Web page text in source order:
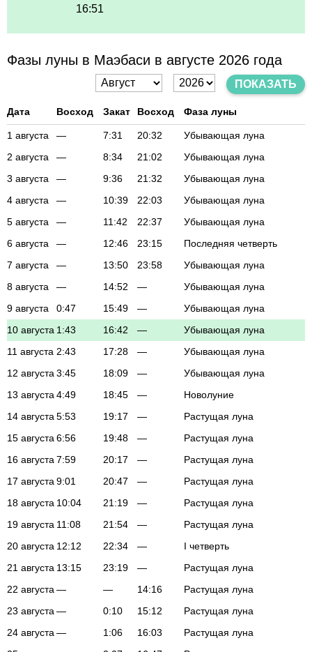
16:51
Фазы луны в Маэбаси в августе 2026 года
ПОКАЗАТЬ
Дата Восход Закат Восход Фаза луны
1 августа — 7:31 20:32
Убывающая луна
2 августа
— 8:34 21:02
Убывающая луна
3 августа
— 9:36 21:32
Убывающая луна
4 августа
— 10:39 22:03
Убывающая луна
5 августа
— 11:42 22:37
Убывающая луна
6 августа
— 12:46 23:15
Последняя четверть
7 августа
— 13:50 23:58
Убывающая луна
8 августа
— 14:52 —
Убывающая луна
9 августа
0:47 15:49 —
Убывающая луна
10 августа 1:43 16:42 —
Убывающая луна
11 августа 2:43 17:28 —
Убывающая луна
12 августа 3:45 18:09 —
Убывающая луна
13 августа 4:49 18:45 —
Новолуние
14 августа 5:53 19:17 —
Растущая луна
15 августа 6:56 19:48 —
Растущая луна
16 августа 7:59 20:17 —
Растущая луна
17 августа 9:01 20:47 —
Растущая луна
18 августа 10:04 21:19 —
Растущая луна
19 августа 11:08 21:54 —
Растущая луна
20 августа 12:12 22:34 —
I четверть
21 августа 13:15 23:19 —
Растущая луна
22 августа — — 14:16
Растущая луна
23 августа — 0:10 15:12
Растущая луна
24 августа — 1:06 16:03
Растущая луна